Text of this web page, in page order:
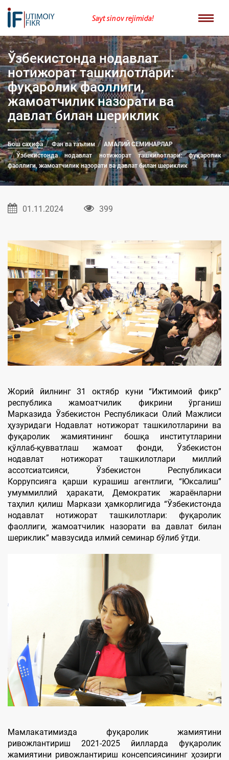
Sayt sinov rejimida!
Ўзбекистонда нодавлат
нотижорат ташкилотлари:
фуқаролик фаоллиги,
жамоатчилик назорати ва
давлат билан шериклик
Бош саҳифа Фан ва таълим
АМАЛИЙ СЕМИНАРЛАР
Ўзбекистонда нодавлат нотижорат ташкилотлари: фуқаролик
фаоллиги, жамоатчилик назорати ва давлат билан шериклик
01.11.2024 399
Жорий йилнинг 31 октябр куни “Ижтимоий фикр”
республика жамоатчилик фикрини ўрганиш
Марказида Ўзбекистон Республикаси Олий Мажлиси
ҳузуридаги Нодавлат нотижорат ташкилотларини ва
фуқаролик жамиятининг бошқа институтларини
қўллаб-қувватлаш жамоат фонди, Ўзбекистон
нодавлат нотижорат ташкилотлари миллий
ассотсиатсияси, Ўзбекистон Республикаси
Коррупсияга қарши курашиш агентлиги, “Юксалиш”
умуммиллий ҳаракати, Демократик жараёнларни
таҳлил қилиш Маркази ҳамкорлигида “Ўзбекистонда
нодавлат нотижорат ташкилотлари: фуқаролик
фаоллиги, жамоатчилик назорати ва давлат билан
шериклик” мавзусида илмий семинар бўлиб ўтди.
Мамлакатимизда фуқаролик жамиятини
ривожлантириш 2021-2025 йилларда фуқаролик
жамиятини ривожлантириш консепсиясининг ҳозирги